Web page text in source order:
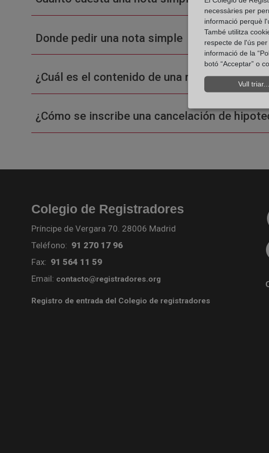
Donde pedir una nota simple
¿Cuál es el contenido de una nota simple o
¿Cómo se inscribe una cancelación de
Colegio de Registradores
Príncipe de Vergara 70. 28006 Madrid
Teléfono: 91 270 17 96
Fax: 91 564 11 59
Email: contacto@registradores.org
Registro de entrada del Colegio de registradores
necessàries per
informació perquè
També utilitza
respecte de l'ús
informació de la
botó “Acceptar” o
Vull triar....